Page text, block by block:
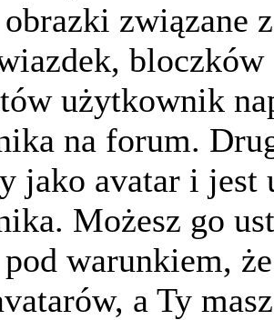
związane
użytkownik
na forum.
jako avatar i jest
Możesz go
warunkiem,
a Ty